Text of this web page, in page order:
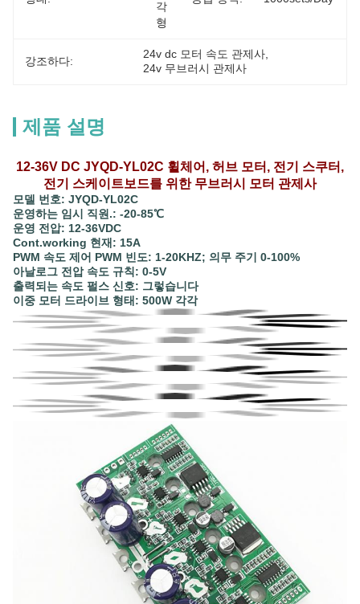
각
형
강조하다:
24v dc 모터 속도 관제사
24v 무브러시 관제사
제품 설명
12-36V DC JYQD-YL02C 휠체어, 허브 모터, 전기 스쿠터,
전기 스케이트보드를 위한 무브러시 모터 관제사
모델 번호: JYQD-YL02C
운영하는 임시 직원.: -20-85℃
운영 전압: 12-36VDC
Cont.working 현재: 15A
PWM 속도 제어 PWM 빈도: 1-20KHZ; 의무 주기 0-100%
아날로그 전압 속도 규칙: 0-5V
출력되는 속도 펄스 신호: 그렇습니다
이중 모터 드라이브 형태: 500W 각각